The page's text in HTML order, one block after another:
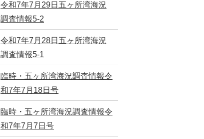
令和7年7月29日五ヶ所湾海況
調査情報5-2
令和7年7月28日五ヶ所湾海況
調査情報5-1
臨時・五ヶ所湾海況調査情報令
和7年7月18日号
臨時・五ヶ所湾海況調査情報令
和7年7月7日号